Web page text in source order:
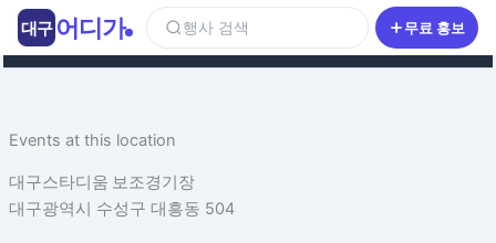
츠
너Events at this location
대구스타디움 보조경기장
대구광역시 수성구 대흥동 504
대구 어디가 행사 검색 무료 홍보